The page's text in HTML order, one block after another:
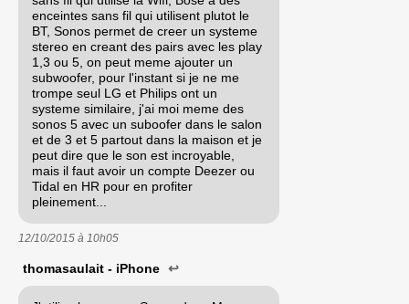
enceintes sans fil qui utilisent plutot le
BT, Sonos permet de creer un systeme
stereo en creant des pairs avec les play
1,3 ou 5, on peut meme ajouter un
subwoofer, pour l'instant si je ne me
trompe seul LG et Philips ont un
systeme similaire, j'ai moi meme des
sonos 5 avec un suboofer dans le salon
et de 3 et 5 partout dans la maison et je
peut dire que le son est incroyable,
mais il faut avoir un compte Deezer ou
Tidal en HR pour en profiter
pleinement...
12/10/2015 à 10h05
thomasaulait - iPhone ↩